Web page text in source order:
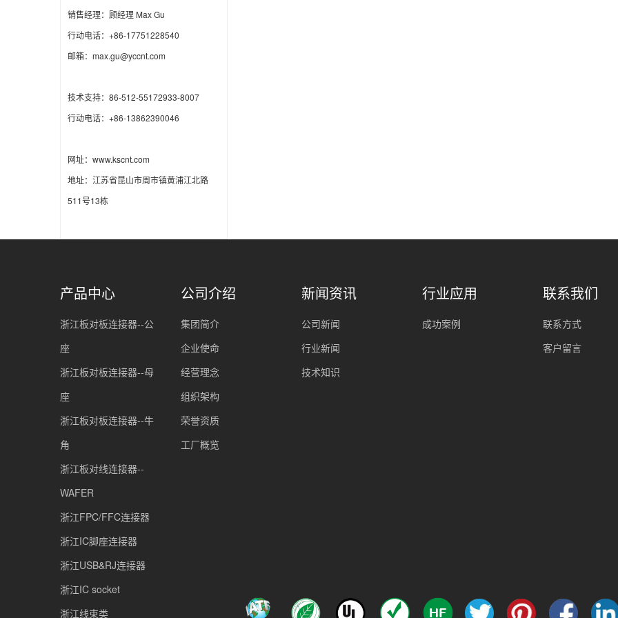
销售经理：顾经理 Max Gu
行动电话：+86-17751228540
邮箱：max.gu@yccnt.com
技术支持：86-512-55172933-8007
行动电话：+86-13862390046
网址：www.kscnt.com
地址：江苏省昆山市周市镇黄浦江北路
511号13栋
产品中心
浙江板对板连接器--公
座
浙江板对板连接器--母
座
浙江板对板连接器--牛
角
浙江板对线连接器--
WAFER
浙江FPC/FFC连接器
浙江IC脚座连接器
浙江USB&RJ连接器
浙江IC socket
浙江线束类
公司介绍
集团简介
企业使命
经营理念
组织架构
荣誉资质
工厂概览
新闻资讯
公司新闻
行业新闻
技术知识
行业应用
成功案例
联系我们
联系方式
客户留言